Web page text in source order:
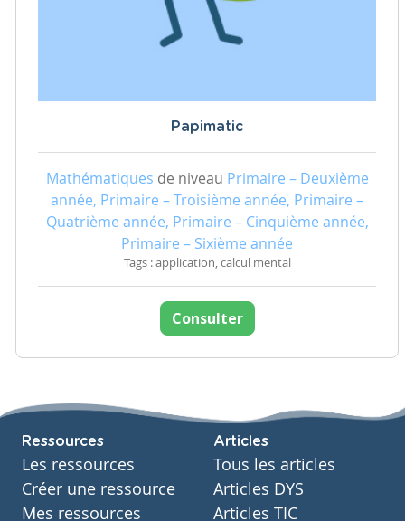
Papimatic
Mathématiques de niveau Primaire – Deuxième
année, Primaire – Troisième année, Primaire –
Quatrième année, Primaire – Cinquième année,
Primaire – Sixième année
Tags : application, calcul mental
Consulter
Ressources
Les ressources
Créer une ressource
Mes ressources
Articles
Tous les articles
Articles DYS
Articles TIC